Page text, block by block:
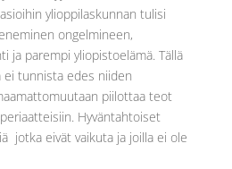
ylioppilaskunnan tulisi
ongelmineen,
ja parempi yliopistoelämä. Tällä
ei tunnista edes niiden
piilottaa teot
Hyväntahtoiset
jotka eivät vaikuta ja joilla ei ole